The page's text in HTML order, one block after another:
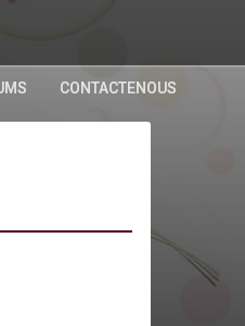
CONTACTENOUS